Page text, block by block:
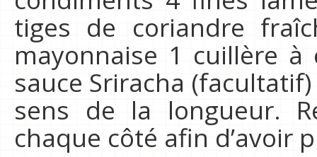
tiges de coriandre
mayonnaise 1 cuillère
sauce Sriracha
sens de la longueur.
chaque côté afin d’avoir